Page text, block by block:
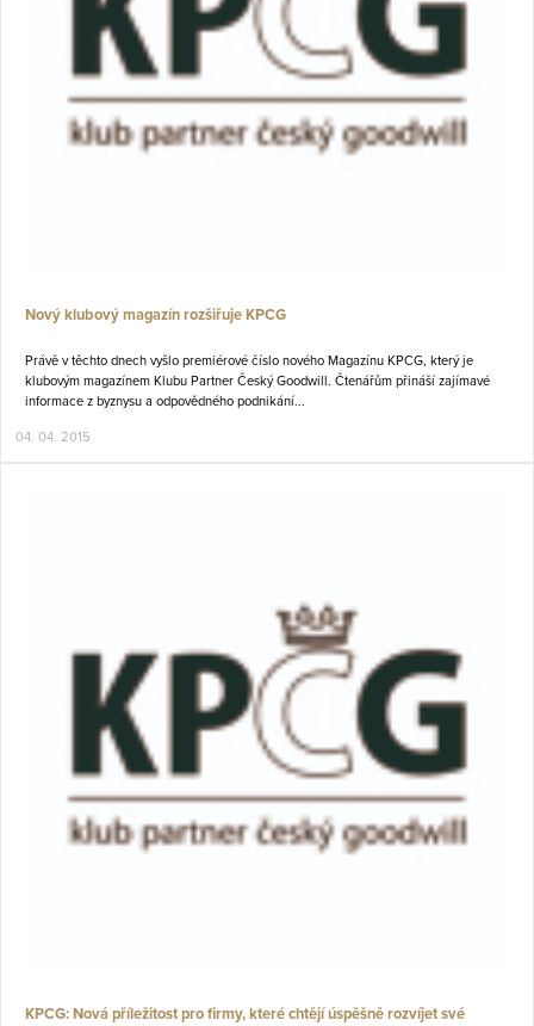
Nový klubový magazín rozšiřuje KPCG
Právě v těchto dnech vyšlo premiérové číslo nového Magazínu KPCG, který je
klubovým magazínem Klubu Partner Český Goodwill. Čtenářům přináší zajímavé
informace z byznysu a odpovědného podnikání...
04. 04. 2015
KPCG: Nová příležitost pro firmy, které chtějí úspěšně rozvíjet své